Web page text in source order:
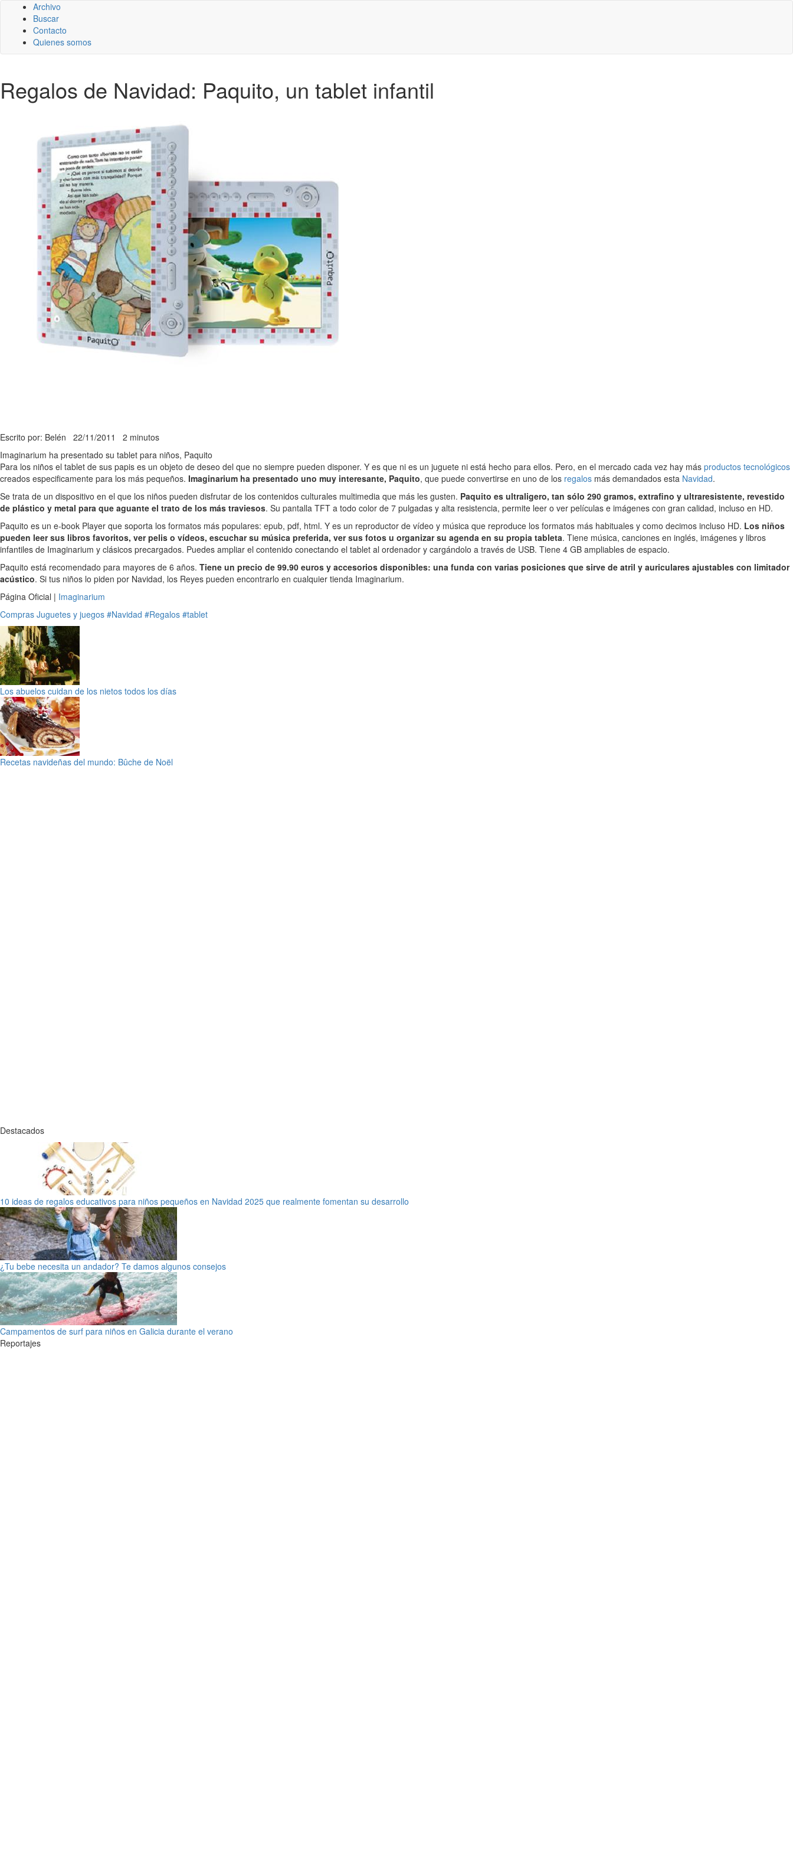
Archivo
Buscar
Contacto
Quienes somos
Regalos de Navidad: Paquito, un tablet infantil
Escrito por: Belén 22/11/2011 2 minutos
Imaginarium ha presentado su tablet para niños, Paquito
Para los niños el tablet de sus papis es un objeto de deseo del que no siempre pueden disponer. Y es que ni es un juguete ni está hecho para ellos. Pero, en el mercado cada vez hay más productos tecnológicos
creados especificamente para los más pequeños. Imaginarium ha presentado uno muy interesante, Paquito, que puede convertirse en uno de los regalos más demandados esta Navidad.
Se trata de un dispositivo en el que los niños pueden disfrutar de los contenidos culturales multimedia que más les gusten. Paquito es ultraligero, tan sólo 290 gramos, extrafino y ultraresistente, revestido
de plástico y metal para que aguante el trato de los más traviesos. Su pantalla TFT a todo color de 7 pulgadas y alta resistencia, permite leer o ver películas e imágenes con gran calidad, incluso en HD.
Paquito es un e-book Player que soporta los formatos más populares: epub, pdf, html. Y es un reproductor de vídeo y música que reproduce los formatos más habituales y como decimos incluso HD. Los niños
pueden leer sus libros favoritos, ver pelis o vídeos, escuchar su música preferida, ver sus fotos u organizar su agenda en su propia tableta. Tiene música, canciones en inglés, imágenes y libros
infantiles de Imaginarium y clásicos precargados. Puedes ampliar el contenido conectando el tablet al ordenador y cargándolo a través de USB. Tiene 4 GB ampliables de espacio.
Paquito está recomendado para mayores de 6 años. Tiene un precio de 99.90 euros y accesorios disponibles: una funda con varias posiciones que sirve de atril y auriculares ajustables con limitador
acústico. Si tus niños lo piden por Navidad, los Reyes pueden encontrarlo en cualquier tienda Imaginarium.
Página Oficial | Imaginarium
Compras Juguetes y juegos #Navidad #Regalos #tablet
Los abuelos cuidan de los nietos todos los días
Recetas navideñas del mundo: Bûche de Noël
Destacados
10 ideas de regalos educativos para niños pequeños en Navidad 2025 que realmente fomentan su desarrollo
¿Tu bebe necesita un andador? Te damos algunos consejos
Campamentos de surf para niños en Galicia durante el verano
Reportajes